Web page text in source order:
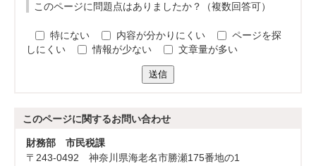
このページに問題点はありましたか？（複数回答可）
特にない 内容が分かりにくい
ページを探
しにくい
情報が少ない 文章量が多い
送信
このページに関するお問い合わせ
財務部 市民税課
〒243-0492 神奈川県海老名市勝瀬175番地の1